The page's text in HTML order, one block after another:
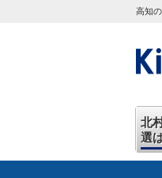
高知
北
選